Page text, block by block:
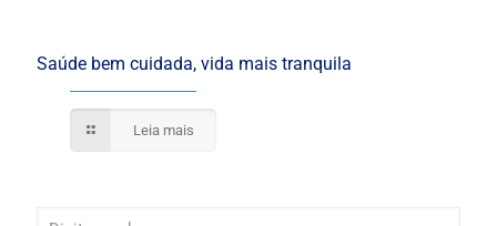
Saúde bem cuidada, vida mais tranquila
Leia mais